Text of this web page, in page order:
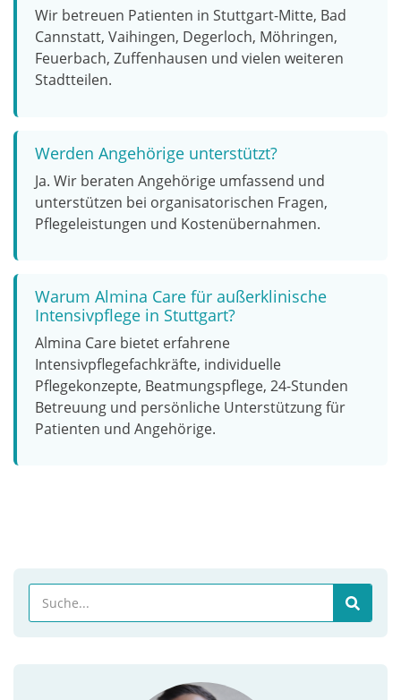
Wir betreuen Patienten in Stuttgart-Mitte, Bad
Cannstatt, Vaihingen, Degerloch, Möhringen,
Feuerbach, Zuffenhausen und vielen weiteren
Stadtteilen.
Werden Angehörige unterstützt?
Ja. Wir beraten Angehörige umfassend und
unterstützen bei organisatorischen Fragen,
Pflegeleistungen und Kostenübernahmen.
Warum Almina Care für außerklinische
Intensivpflege in Stuttgart?
Almina Care bietet erfahrene
Intensivpflegefachkräfte, individuelle
Pflegekonzepte, Beatmungspflege, 24-Stunden
Betreuung und persönliche Unterstützung für
Patienten und Angehörige.